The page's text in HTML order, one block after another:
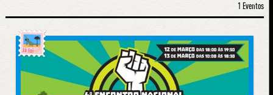
1 Eventos
Já foi